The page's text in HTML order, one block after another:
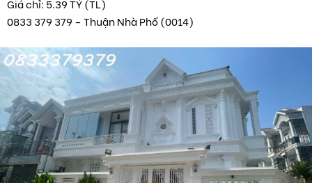
Giá chỉ: 5.39 TỶ (TL)
0833 379 379 – Thuận Nhà Phố (0014)